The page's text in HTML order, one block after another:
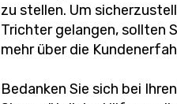
zu stellen. Um
Trichter gelangen, sollten
mehr über die
Bedanken Sie sich bei